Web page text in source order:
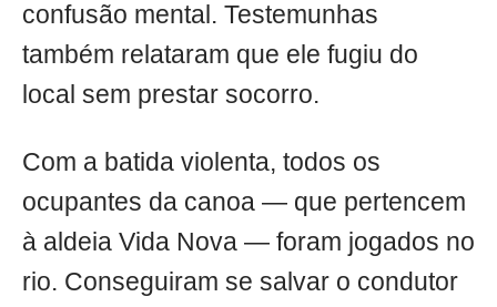
confusão mental. Testemunhas
também relataram que ele fugiu do
local sem prestar socorro.
Com a batida violenta, todos os
ocupantes da canoa — que pertencem
à aldeia Vida Nova — foram jogados no
rio. Conseguiram se salvar o condutor